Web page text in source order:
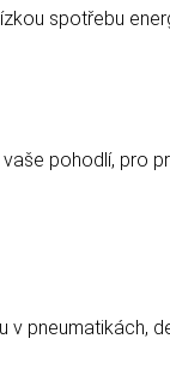
spotřebu
pohodlí, pro
pneumatikách,